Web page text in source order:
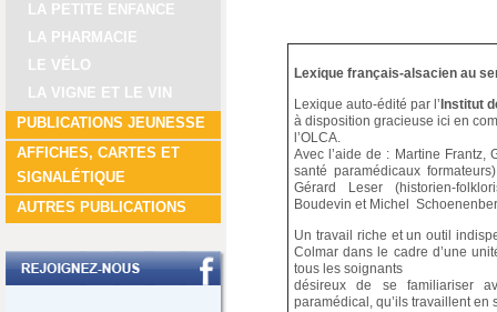
LA PETITE ENFANCE
LA PHARMACIE
LE VÉLO
LA VIGNE ET LE VIN
PUBLICATIONS JEUNESSE
AFFICHES, CARTES ET
SIGNALÉTIQUE
AUTRES PUBLICATIONS
Lexique français-alsacien au
Lexique auto-édité par l’ Institut
à disposition gracieuse ici en
l’OLCA.
Avec l’aide de : Martine
santé paramédicaux
Gérard Leser (historien-
Boudevin et Michel
Un travail riche et un outil
Colmar dans le cadre d’une
tous les soignants
désireux de se familiariser
paramédical, qu’ils travaillent